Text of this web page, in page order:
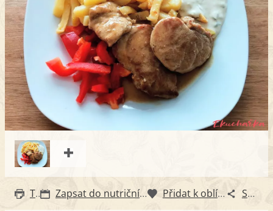
Tisk Zapsat do nutričního diáře Přidat k oblíbeným Sdílet